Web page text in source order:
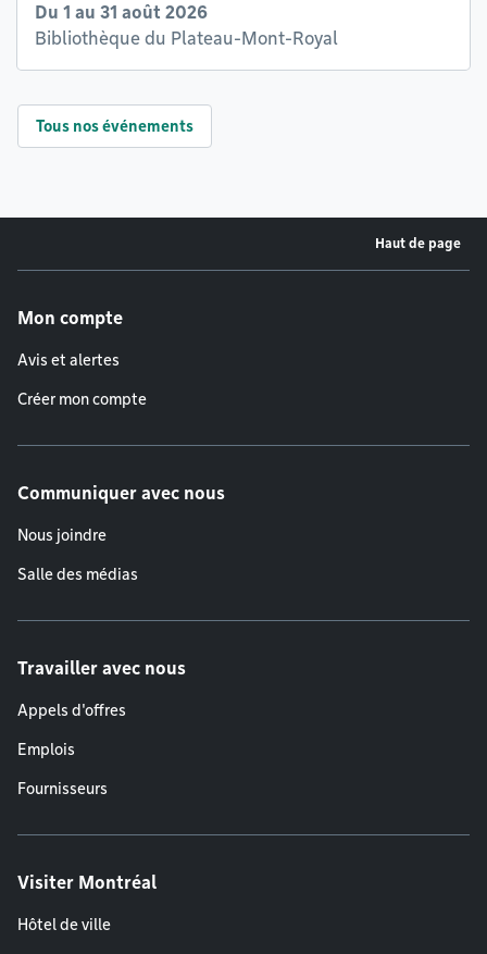
Du 1 au 31 août 2026
Bibliothèque du Plateau-Mont-Royal
Tous nos événements
Haut de page
Mon compte
Avis et alertes
Créer mon compte
Communiquer avec nous
Nous joindre
Salle des médias
Travailler avec nous
Appels d'offres
Emplois
Fournisseurs
Visiter Montréal
Hôtel de ville